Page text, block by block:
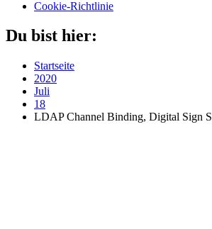
Cookie-Richtlinie
Du bist hier:
Startseite
2020
Juli
18
LDAP Channel Binding, Digital Sign